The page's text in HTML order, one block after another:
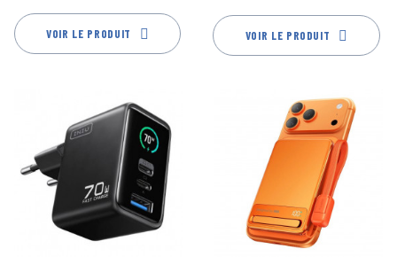
VOIR LE PRODUIT VOIR LE PRODUIT